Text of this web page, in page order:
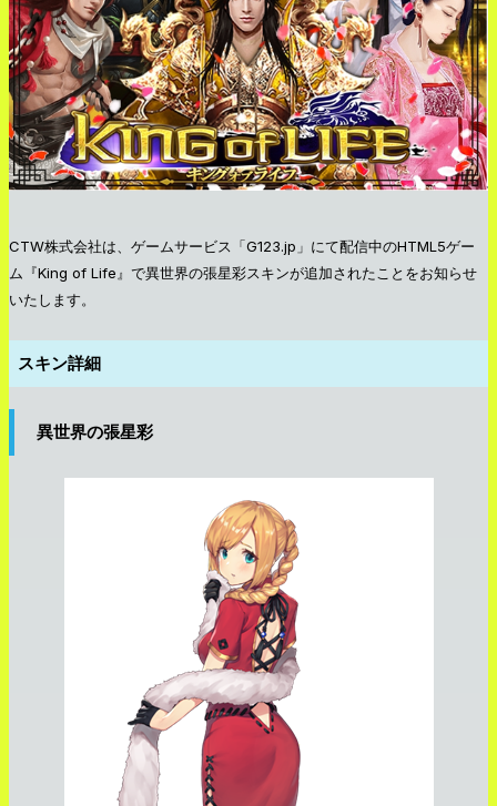
CTW株式会社は、ゲームサービス「G123.jp」にて配信中のHTML5ゲー
ム『King of Life』で異世界の張星彩スキンが追加されたことをお知らせ
いたします。
スキン詳細
異世界の張星彩